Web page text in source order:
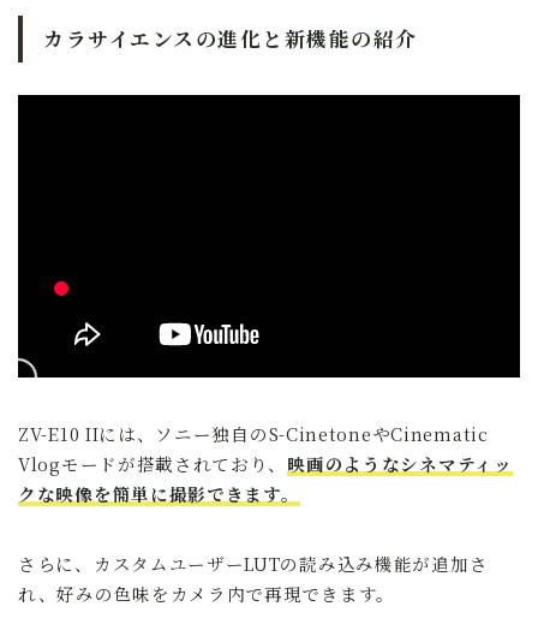
カラサイエンスの進化と新機能の紹介
ZV-E10 IIには、ソニー独自のS-CinetoneやCinematic
Vlogモードが搭載されており、 映画のようなシネマティッ
クな映像を簡単に撮影できます。
さらに、カスタムユーザーLUTの読み込み機能が追加さ
れ、好みの色味をカメラ内で再現できます。